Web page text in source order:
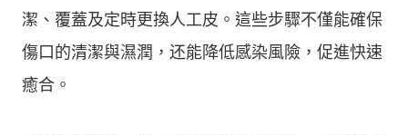
潔、覆蓋及定時更換人工皮。這些步驟不僅能確保
傷口的清潔與濕潤，还能降低感染風險，促進快速
癒合。